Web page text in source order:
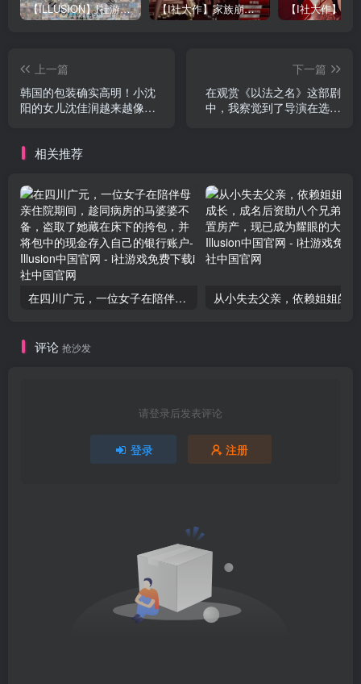
【ILLUSION】I社游戏合集截至2025 无修正汉化硬盘纯净版手慢无[微云/OD] 【I社大作】家族崩坏Playhome 终极12.0收藏版新整合【85G/补档福利】【年费会员专享，手慢无】
上一篇
韩国的包装确实高明！小沈
阳的女儿沈佳润越来越像韩
下一篇
在观赏《以法之名》这部剧
中，我察觉到了导演在选角
相关推荐
在四川广元，一位女子在陪伴母亲住院期间，趁同病房的马婆婆不备，盗取了她藏在床下的挎包，并将包中的现金存入自己的银行账户
评论 抢沙发
请登录后发表评论
登录 注册